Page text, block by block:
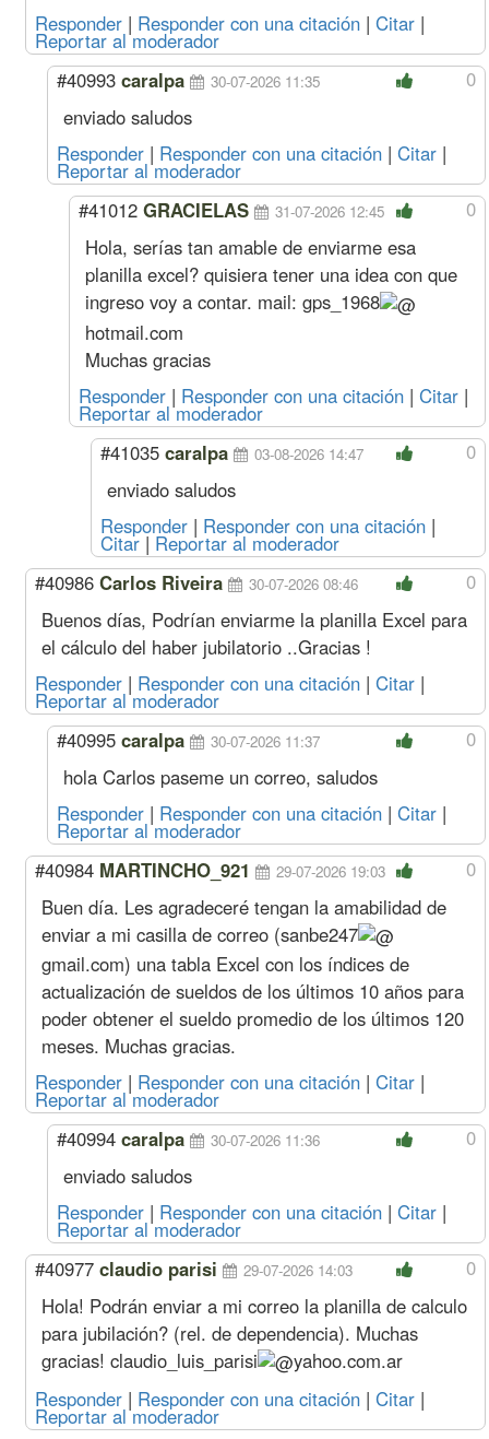
Responder | Responder con una citación | Citar |
Reportar al moderador
0
#40993 caralpa 30-07-2026 11:35
enviado saludos
Responder | Responder con una citación | Citar |
Reportar al moderador
0
#41012 GRACIELAS 31-07-2026 12:45
Hola, serías tan amable de enviarme esa
planilla excel? quisiera tener una idea con que
ingreso voy a contar. mail: gps_1968
hotmail.com
Muchas gracias
Responder | Responder con una citación | Citar |
Reportar al moderador
0
#41035 caralpa 03-08-2026 14:47
enviado saludos
Responder | Responder con una citación |
Citar | Reportar al moderador
0
#40986 Carlos Riveira 30-07-2026 08:46
Buenos días, Podrían enviarme la planilla Excel para
el cálculo del haber jubilatorio ..Gracias !
Responder | Responder con una citación | Citar |
Reportar al moderador
0
#40995 caralpa 30-07-2026 11:37
hola Carlos paseme un correo, saludos
Responder | Responder con una citación | Citar |
Reportar al moderador
0
#40984 MARTINCHO_921 29-07-2026 19:03
Buen día. Les agradeceré tengan la amabilidad de
enviar a mi casilla de correo (sanbe247
gmail.com) una tabla Excel con los índices de
actualización de sueldos de los últimos 10 años para
poder obtener el sueldo promedio de los últimos 120
meses. Muchas gracias.
Responder | Responder con una citación | Citar |
Reportar al moderador
0
#40994 caralpa 30-07-2026 11:36
enviado saludos
Responder | Responder con una citación | Citar |
Reportar al moderador
0
#40977 claudio parisi 29-07-2026 14:03
Hola! Podrán enviar a mi correo la planilla de calculo
para jubilación? (rel. de dependencia). Muchas
gracias! claudio_luis_parisi
yahoo.com.ar
Responder | Responder con una citación | Citar |
Reportar al moderador